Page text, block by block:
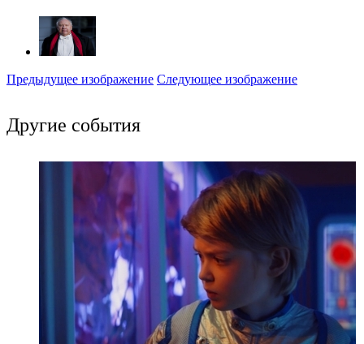
Предыдущее изображение Следующее изображение
Другие события